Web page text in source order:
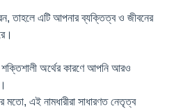
তাহলে এটি আপনার ব্যক্তিত্ব ও জীবনের
শক্তিশালী অর্থের কারণে আপনি আরও
মতো, এই নামধারীরা সাধারণত নেতৃত্ব